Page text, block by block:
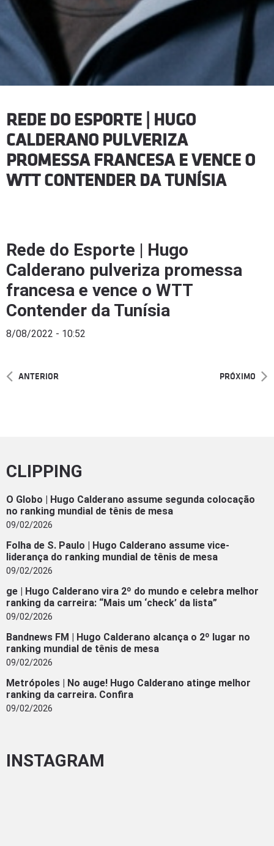
REDE DO ESPORTE | HUGO
CALDERANO PULVERIZA
PROMESSA FRANCESA E VENCE O
WTT CONTENDER DA TUNÍSIA
Rede do Esporte | Hugo
Calderano pulveriza promessa
francesa e vence o WTT
Contender da Tunísia
8/08/2022 - 10:52
ANTERIOR PRÓXIMO
CLIPPING
O Globo | Hugo Calderano assume segunda colocação
no ranking mundial de tênis de mesa
09/02/2026
Folha de S. Paulo | Hugo Calderano assume vice-
liderança do ranking mundial de tênis de mesa
09/02/2026
ge | Hugo Calderano vira 2º do mundo e celebra melhor
ranking da carreira: “Mais um ‘check’ da lista”
09/02/2026
Bandnews FM | Hugo Calderano alcança o 2º lugar no
ranking mundial de tênis de mesa
09/02/2026
Metrópoles | No auge! Hugo Calderano atinge melhor
ranking da carreira. Confira
09/02/2026
INSTAGRAM